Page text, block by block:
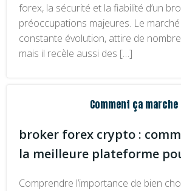
forex, la sécurité et la fiabilité d’un
préoccupations majeures. Le
constante évolution, attire de
mais il recèle aussi des […]
Comment ça marche
broker forex crypto :
la meilleure plateforme
Comprendre l’importance de bien